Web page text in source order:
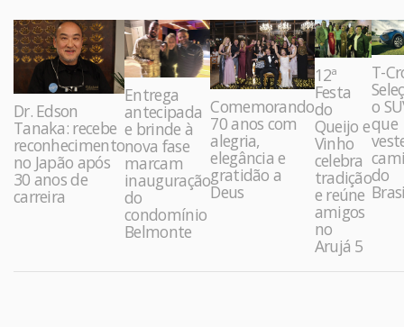
Dr. Edson
Tanaka: recebe
reconhecimento
no Japão após
30 anos de
carreira
Entrega
antecipada
e brinde à
nova fase
marcam
inauguração
do
condomínio
Belmonte
Comemorando
70 anos com
alegria,
elegância e
gratidão a
Deus
12ª
Festa
do
Queijo e
Vinho
celebra
tradição
e reúne
amigos
no
Arujá 5
T-
o
que
do